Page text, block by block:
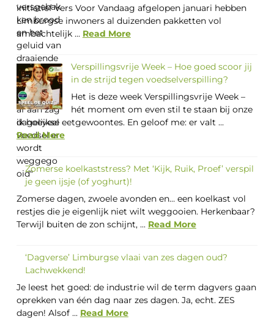
initiatief Vers Voor Vandaag afgelopen januari hebben
Limburgse inwoners al duizenden pakketten vol
ambachtelijk ... Read More
Verspillingsvrije Week – Hoe goed scoor jij
in de strijd tegen voedselverspilling?
Het is deze week Verspillingsvrije Week –
hét moment om even stil te staan bij onze
dagelijkse eetgewoontes. En geloof me: er valt ...
Read More
Zomerse koelkaststress? Met ‘Kijk, Ruik, Proef’ verspil
je geen ijsje (of yoghurt)!
Zomerse dagen, zwoele avonden en… een koelkast vol
restjes die je eigenlijk niet wilt weggooien. Herkenbaar?
Terwijl buiten de zon schijnt, ... Read More
‘Dagverse’ Limburgse vlaai van zes dagen oud?
Lachwekkend!
Je leest het goed: de industrie wil de term dagvers gaan
oprekken van één dag naar zes dagen. Ja, echt. ZES
dagen! Alsof ... Read More